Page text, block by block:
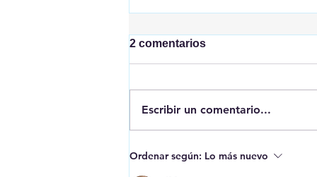
Erase una vez que se era...
los menas
2 comentarios
Escribir un comentario...
Ordenar según: Lo más nuevo